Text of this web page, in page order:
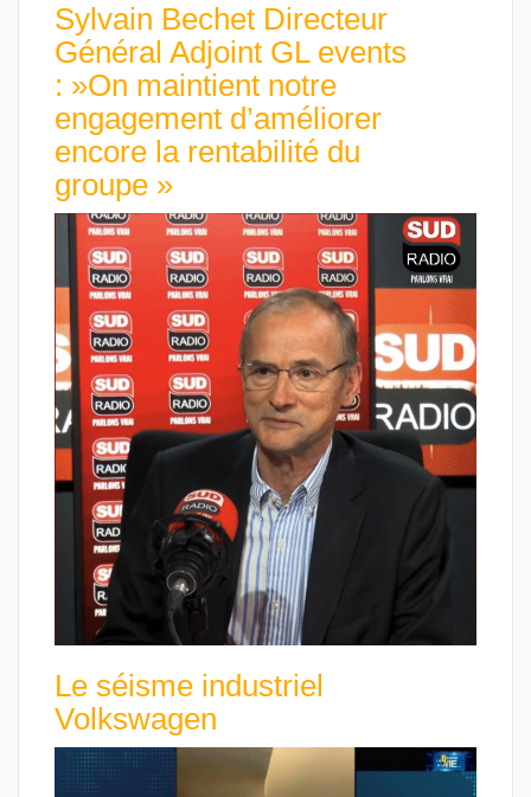
Sylvain Bechet Directeur
Général Adjoint GL events
: »On maintient notre
engagement d’améliorer
encore la rentabilité du
groupe »
Le séisme industriel
Volkswagen